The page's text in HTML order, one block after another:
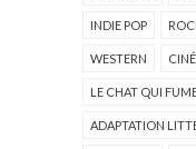
INDIE POP
WESTERN
LE CHAT QUI
ADAPTATION